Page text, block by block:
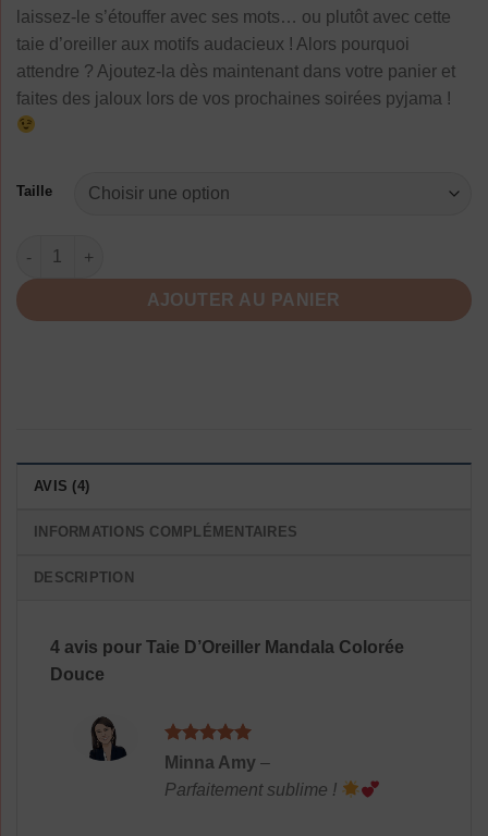
laissez-le s’étouffer avec ses mots… ou plutôt avec cette
taie d’oreiller aux motifs audacieux ! Alors pourquoi
attendre ? Ajoutez-la dès maintenant dans votre panier et
faites des jaloux lors de vos prochaines soirées pyjama !
Taille
quantité de Taie D'Oreiller Mandala Colorée Douce
AJOUTER AU PANIER
AVIS (4)
INFORMATIONS COMPLÉMENTAIRES
DESCRIPTION
4 avis pour Taie D’Oreiller Mandala Colorée
Douce
Note5 sur
Minna Amy –
Parfaitement sublime !